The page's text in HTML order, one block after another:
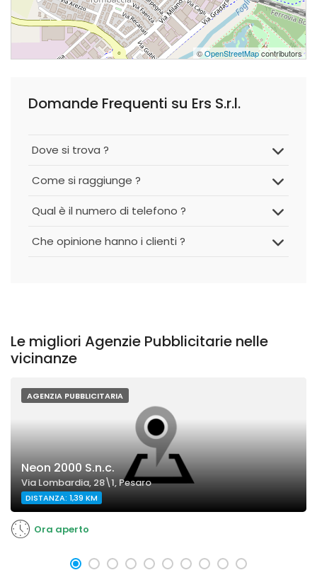
©OpenStreetMapcontributors
Domande Frequenti su Ers S.r.l.
Dove si trova ?
Come si raggiunge ?
Qual è il numero di telefono ?
Che opinione hanno i clienti ?
Le migliori Agenzie Pubblicitarie nelle
vicinanze
AGENZIA PUBBLICITARIA
Neon 2000 S.n.c.
Via Lombardia, 28\1, Pesaro
DISTANZA: 1,39 KM
Ora aperto